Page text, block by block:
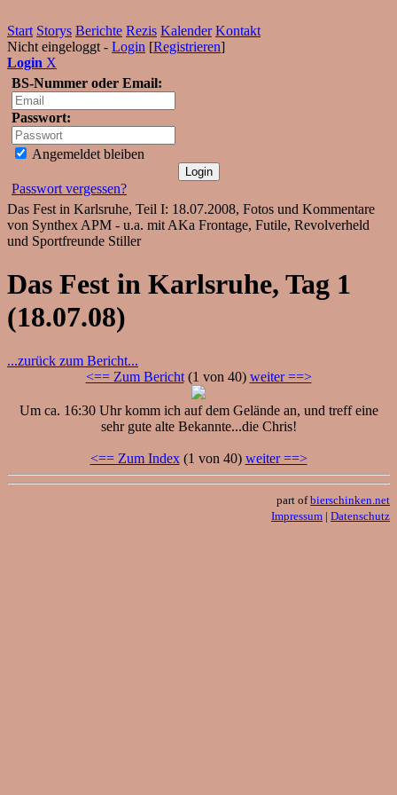
Start Storys Berichte Rezis Kalender Kontakt
Nicht eingeloggt - Login [Registrieren]
Login X
BS-Nummer oder Email:
Passwort:
Angemeldet bleiben
Passwort vergessen?
Das Fest in Karlsruhe, Teil I: 18.07.2008, Fotos und Kommentare
von Synthex APM - u.a. mit AKa Frontage, Futile, Revolverheld
und Sportfreunde Stiller
Das Fest in Karlsruhe, Tag 1
(18.07.08)
...zurück zum Bericht...
<== Zum Bericht(1 von 40) weiter ==>
Um ca. 16:30 Uhr komm ich auf dem Gelände an, und treff eine
sehr gute alte Bekannte...die Chris!
<== Zum Index(1 von 40) weiter ==>
part ofbierschinken.net
Impressum | Datenschutz